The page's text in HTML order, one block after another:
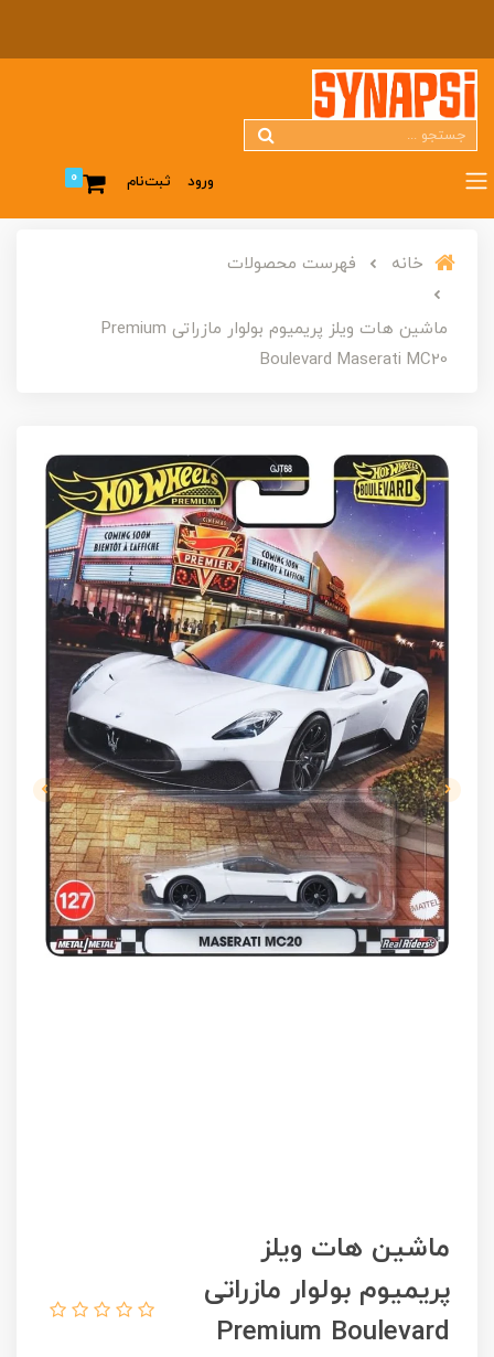
ورود ثبت‌نام 0
خانه فهرست محصولات
ماشین هات ویلز پریمیوم بولوار مازراتی Premium
Boulevard Maserati MC20
ماشین هات ویلز
پریمیوم بولوار مازراتی
Premium Boulevard